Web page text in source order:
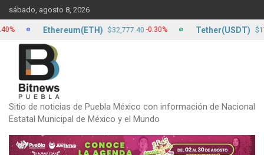
Skip
to
content
sábado, agosto 8, 2026
Sitio de noticias de Puebla México con información de Nacional
Estatal Municipal de México y el Mundo
Ethereum(ETH) $32,777.40 -0.30% Tether(USDT) $17.13